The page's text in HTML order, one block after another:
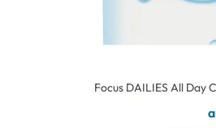
Focus DAILIES All Day